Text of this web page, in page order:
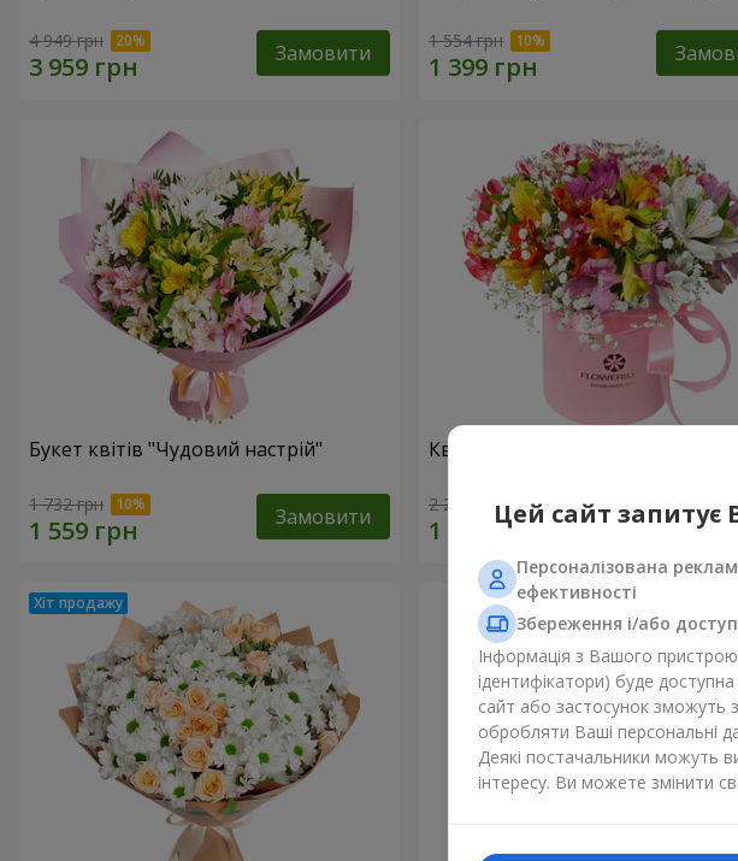
4 949 грн Замовити 1 554 грн
Букет квітів "Чудовий настрій"
1 732 грн Замовити
Квіти в коробці "Яскрава
2 234 грнЦей сайт
Персоналізована
ефективності
Збереження і/або
Інформація з Вашого
ідентифікатори) буде
сайт або застосунок зможуть
обробляти Ваші персональні
Деякі постачальники можуть
інтересу. Ви можете змінити